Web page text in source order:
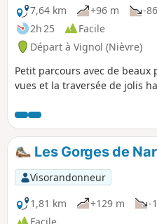
7,64 km
+96 m
-
2h 25
Facile
Départ à Vignol (Nièvre)
Petit parcours avec de beaux
vues et la traversée de jolis
Les Gorges de
Visorandonneur
1,81 km
+129 m -
Facile